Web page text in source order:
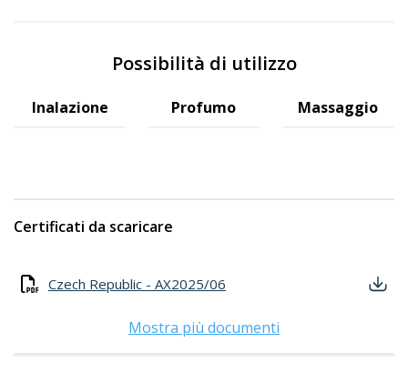
Possibilità di utilizzo
Inalazione Profumo Massaggio
Certificati da scaricare
Czech Republic - AX2025/06
Mostra più documenti